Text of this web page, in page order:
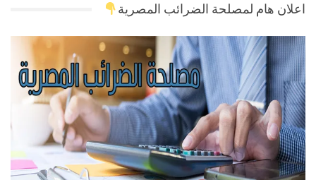
اعلان هام لمصلحة الضرائب المصرية